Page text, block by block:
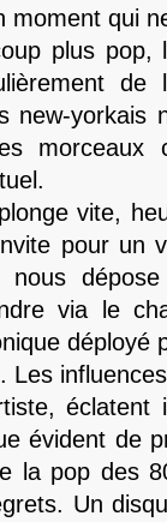
moment qui
plus
de
new-yorkais
morceaux
vite,
pour un
nous
via le
déployé
. Les
éclatent
évident de
la pop des
Un